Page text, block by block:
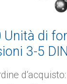
Unità di
3-5